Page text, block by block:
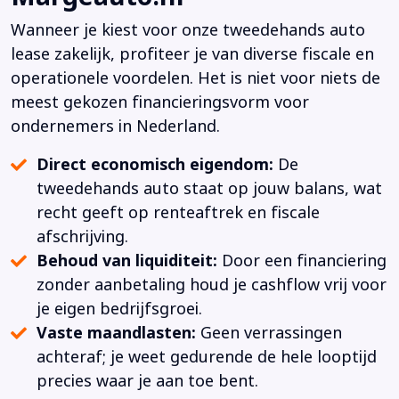
Wanneer je kiest voor onze tweedehands auto
lease zakelijk, profiteer je van diverse fiscale en
operationele voordelen. Het is niet voor niets de
meest gekozen financieringsvorm voor
ondernemers in Nederland.
Direct economisch eigendom: De
tweedehands auto staat op jouw balans, wat
recht geeft op renteaftrek en fiscale
afschrijving.
Behoud van liquiditeit: Door een financiering
zonder aanbetaling houd je cashflow vrij voor
je eigen bedrijfsgroei.
Vaste maandlasten: Geen verrassingen
achteraf; je weet gedurende de hele looptijd
precies waar je aan toe bent.